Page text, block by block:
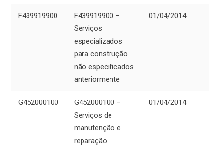
F439919900
F439919900 –
Serviços
especializados
para construção
não especificados
anteriormente
01/04/2014
G452000100
G452000100 –
Serviços de
manutenção e
reparação
01/04/2014